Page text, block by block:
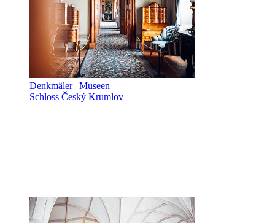
Denkmäler | Museen
Schloss Český Krumlov